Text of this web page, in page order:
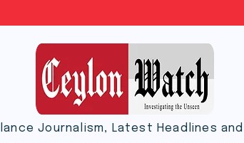
Journalism, Latest Headlines